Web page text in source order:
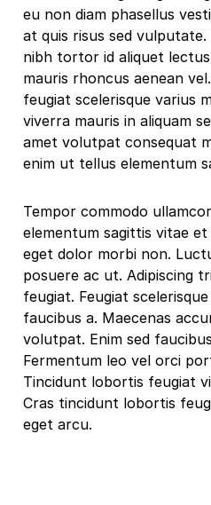
eu non diam phasellus
at quis risus sed
nibh tortor id aliquet
mauris rhoncus aenean
feugiat scelerisque varius
viverra mauris in aliquam
amet volutpat consequat
enim ut tellus elementum
Tempor commodo
elementum sagittis vitae
eget dolor morbi non.
posuere ac ut. Adipiscing
feugiat. Feugiat
faucibus a. Maecenas
volutpat. Enim sed
Fermentum leo vel orci
Tincidunt lobortis feugiat
Cras tincidunt lobortis
eget arcu.